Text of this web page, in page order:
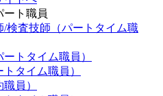
ート職員
/検査技師（パートタイム職
トタイム職員）
タイム職員）
員）